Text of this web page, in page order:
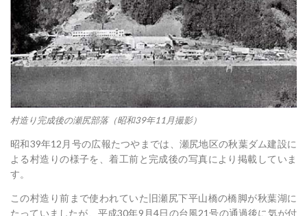
村造り完成後の瀬尻部落（昭和39年11月撮影）
昭和39年12月号の広報たつやまでは、瀬尻地区の秋葉ダム建設に
よる村造りの様子を、着工前と完成後の写真により掲載していま
す。
この村造り前まで使われていた旧瀬尻下平山橋の橋脚が秋葉湖に
たっていましたが、平成30年9月4日の台風21号の通過後に気が付